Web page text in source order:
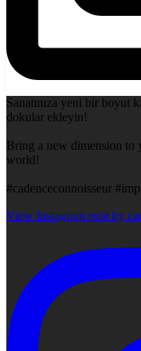
Sanatınıza yeni bir boyut
dokular ekleyin!
Bring a new dimension to
world!
#cadenceconnoisseur
View Instagram post by